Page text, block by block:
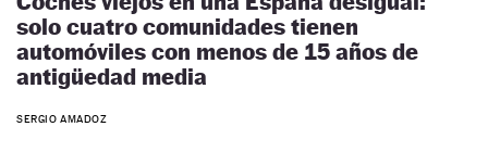
solo cuatro comunidades tienen
automóviles con menos de 15 años de
antigüedad media
SERGIO AMADOZ